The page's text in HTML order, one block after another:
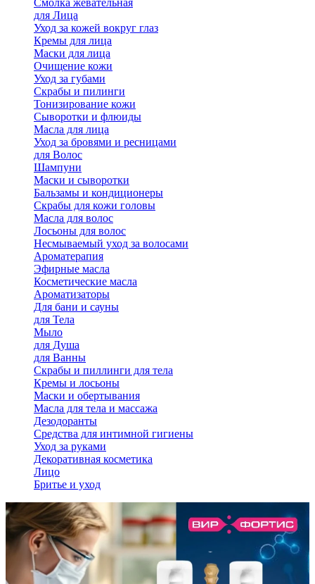
Смолка жевательная
для Лица
Уход за кожей вокруг глаз
Кремы для лица
Маски для лица
Очищение кожи
Уход за губами
Скрабы и пилинги
Тонизирование кожи
Сыворотки и флюиды
Масла для лица
Уход за бровями и ресницами
для Волос
Шампуни
Маски и сыворотки
Бальзамы и кондиционеры
Скрабы для кожи головы
Масла для волос
Лосьоны для волос
Несмываемый уход за волосами
Ароматерапия
Эфирные масла
Косметические масла
Ароматизаторы
Для бани и сауны
для Тела
Мыло
для Душа
для Ванны
Скрабы и пиллинги для тела
Кремы и лосьоны
Маски и обертывания
Масла для тела и массажа
Дезодоранты
Средства для интимной гигиены
Уход за руками
Декоративная косметика
Лицо
Бритье и уход